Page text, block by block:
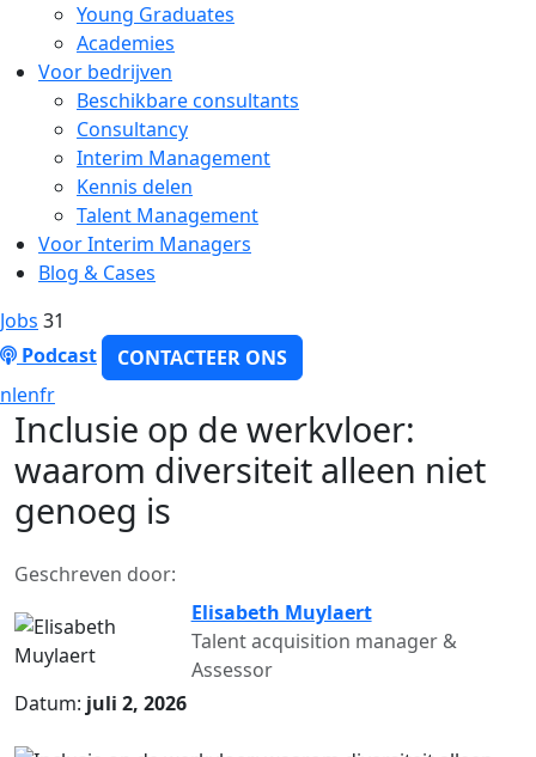
Young Graduates
Academies
Voor bedrijven
Beschikbare consultants
Consultancy
Interim Management
Kennis delen
Talent Management
Voor Interim Managers
Blog & Cases
Jobs 31
Podcast
CONTACTEER ONS
nlenfr
Inclusie op de werkvloer:
waarom diversiteit alleen niet
genoeg is
Geschreven door:
Elisabeth Muylaert
Talent acquisition manager &
Assessor
Datum: juli 2, 2026